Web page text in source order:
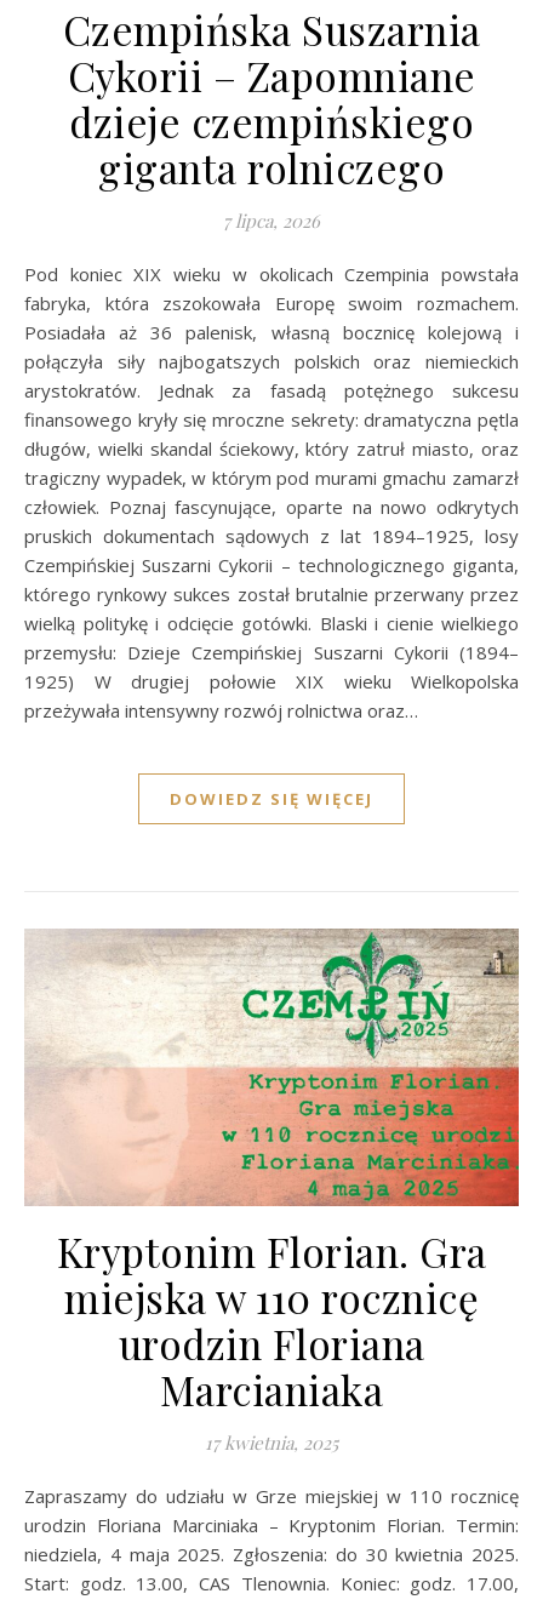
Czempińska Suszarnia
Cykorii – Zapomniane
dzieje czempińskiego
giganta rolniczego
7 lipca, 2026
Pod koniec XIX wieku w okolicach Czempinia powstała
fabryka, która zszokowała Europę swoim rozmachem.
Posiadała aż 36 palenisk, własną bocznicę kolejową i
połączyła siły najbogatszych polskich oraz niemieckich
arystokratów. Jednak za fasadą potężnego sukcesu
finansowego kryły się mroczne sekrety: dramatyczna pętla
długów, wielki skandal ściekowy, który zatruł miasto, oraz
tragiczny wypadek, w którym pod murami gmachu zamarzł
człowiek. Poznaj fascynujące, oparte na nowo odkrytych
pruskich dokumentach sądowych z lat 1894–1925, losy
Czempińskiej Suszarni Cykorii – technologicznego giganta,
którego rynkowy sukces został brutalnie przerwany przez
wielką politykę i odcięcie gotówki. Blaski i cienie wielkiego
przemysłu: Dzieje Czempińskiej Suszarni Cykorii (1894–
1925) W drugiej połowie XIX wieku Wielkopolska
przeżywała intensywny rozwój rolnictwa oraz…
DOWIEDZ SIĘ WIĘCEJ
Kryptonim Florian. Gra
miejska w 110 rocznicę
urodzin Floriana
Marcianiaka
17 kwietnia, 2025
Zapraszamy do udziału w Grze miejskiej w 110 rocznicę
urodzin Floriana Marciniaka – Kryptonim Florian. Termin:
niedziela, 4 maja 2025. Zgłoszenia: do 30 kwietnia 2025.
Start: godz. 13.00, CAS Tlenownia. Koniec: godz. 17.00,